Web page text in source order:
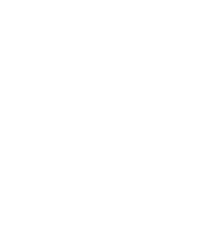
y recuperar la
Para el
indispensable
pleno proceso
estratégico